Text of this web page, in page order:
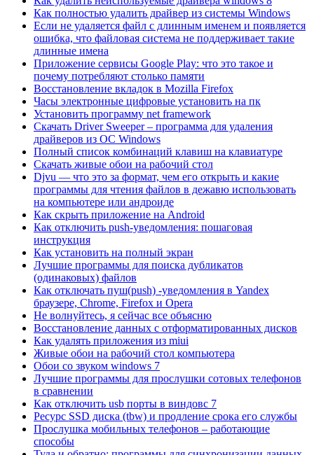
Как полностью удалить драйвер из системы Windows
Если не удаляется файл с длинным именем и появляется
ошибка, что файловая система не поддерживает такие
длинные имена
Приложение сервисы Google Play: что это такое и
почему потребляют столько памяти
Восстановление вкладок в Mozilla Firefox
Часы электронные цифровые установить на пк
Установить программу net framework
Скачать Driver Sweeper – программа для удаления
драйверов из OC Windows
Полный список комбинаций клавиш на клавиатуре
Скачать живые обои на рабочий стол
Djvu — что это за формат, чем его открыть и какие
программы для чтения файлов в дежавю использовать
на компьютере или андроиде
Как скрыть приложение на Android
Как отключить push-уведомления: пошаговая
инструкция
Как установить на полный экран
Лучшие программы для поиска дубликатов
(одинаковых) файлов
Как отключать пуш(push) -уведомления в Yandex
браузере, Chrome, Firefox и Opera
Не волнуйтесь, я сейчас все объясню
Восстановление данных с отформатированных дисков
Как удалять приложения из miui
Живые обои на рабочий стол компьютера
Обои со звуком windows 7
Лучшие программы для прослушки сотовых телефонов
в сравнении
Как отключить usb порты в виндовс 7
Ресурс SSD диска (tbw) и продление срока его службы
Прослушка мобильных телефонов – работающие
способы